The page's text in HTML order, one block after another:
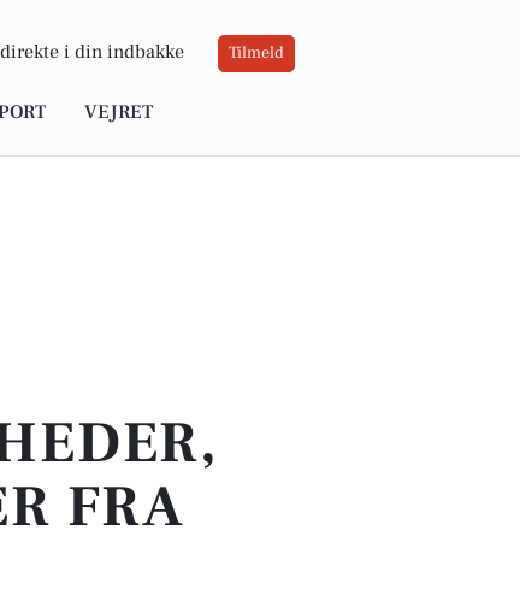
direkte i din indbakke Tilmeld
VEJRET
FRA